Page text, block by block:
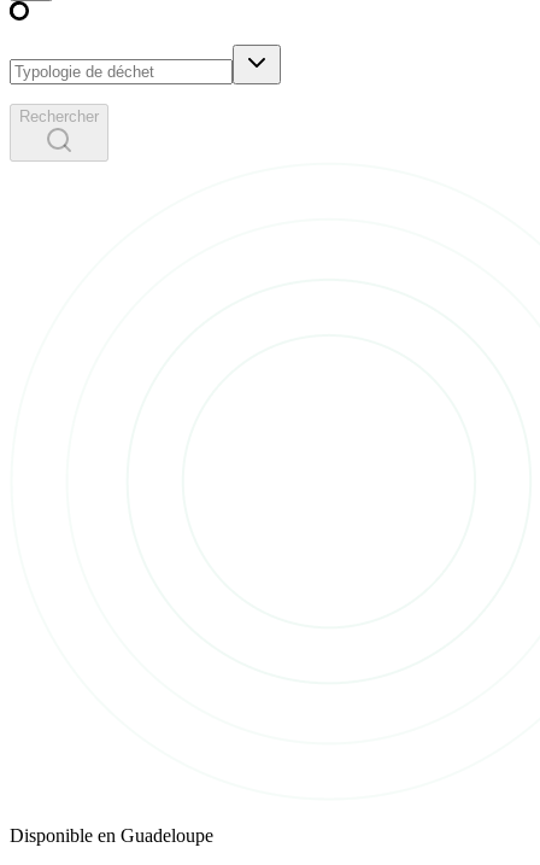
Rechercher
Disponible en Guadeloupe